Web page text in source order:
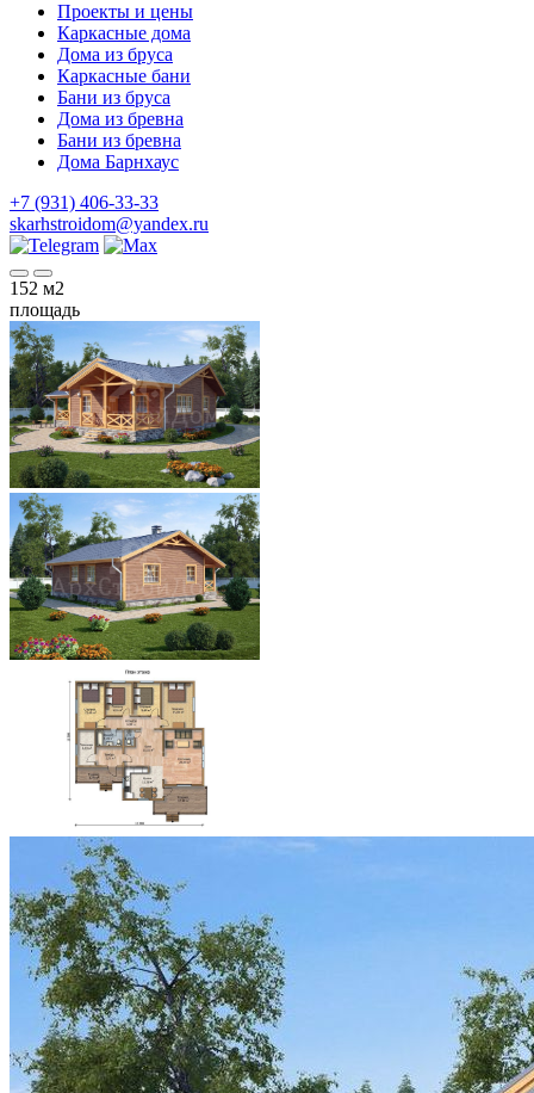
Проекты и цены
Каркасные дома
Дома из бруса
Каркасные бани
Бани из бруса
Дома из бревна
Бани из бревна
Дома Барнхаус
+7 (931) 406-33-33
skarhstroidom@yandex.ru
152 м2
площадь